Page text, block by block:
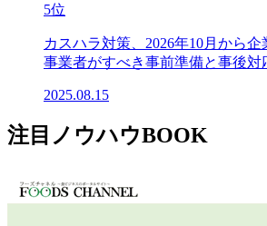
5位
カスハラ対策、2026年10月から
事業者がすべき事前準備と事後対
2025.08.15
注目ノウハウBOOK